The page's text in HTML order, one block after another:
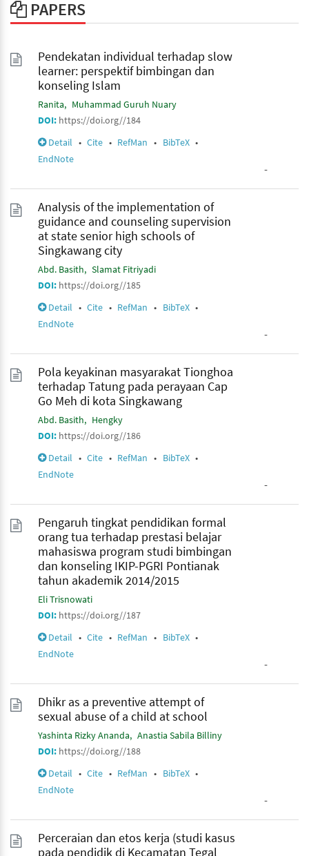
PAPERS
Pendekatan individual terhadap slow
learner: perspektif bimbingan dan
konseling Islam
Ranita
Muhammad Guruh Nuary
DOI: https://doi.org//184
Detail • Cite • RefMan • BibTeX •
EndNote
-
Analysis of the implementation of
guidance and counseling supervision
at state senior high schools of
Singkawang city
Abd. Basith
Slamat Fitriyadi
DOI: https://doi.org//185
Detail • Cite • RefMan • BibTeX •
EndNote
-
Pola keyakinan masyarakat Tionghoa
terhadap Tatung pada perayaan Cap
Go Meh di kota Singkawang
Abd. Basith
Hengky
DOI: https://doi.org//186
Detail • Cite • RefMan • BibTeX •
EndNote
-
Pengaruh tingkat pendidikan formal
orang tua terhadap prestasi belajar
mahasiswa program studi bimbingan
dan konseling IKIP-PGRI Pontianak
tahun akademik 2014/2015
Eli Trisnowati
DOI: https://doi.org//187
Detail • Cite • RefMan • BibTeX •
EndNote
-
Dhikr as a preventive attempt of
sexual abuse of a child at school
Yashinta Rizky Ananda
Anastia Sabila Billiny
DOI: https://doi.org//188
Detail • Cite • RefMan • BibTeX •
EndNote
-
Perceraian dan etos kerja (studi kasus
pada pendidik di Kecamatan Tegal